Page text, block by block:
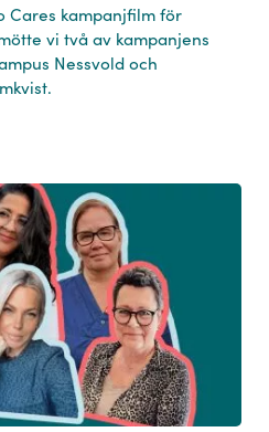
Cares kampanjfilm för
vi två av kampanjens
Nessvold och